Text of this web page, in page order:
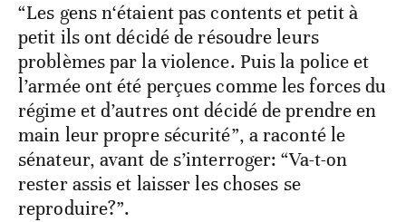
“Les gens n‘étaient pas contents et petit à
petit ils ont décidé de résoudre leurs
problèmes par la violence. Puis la police et
l’armée ont été perçues comme les forces du
régime et d’autres ont décidé de prendre en
main leur propre sécurité”, a raconté le
sénateur, avant de s’interroger: “Va-t-on
rester assis et laisser les choses se
reproduire?”.